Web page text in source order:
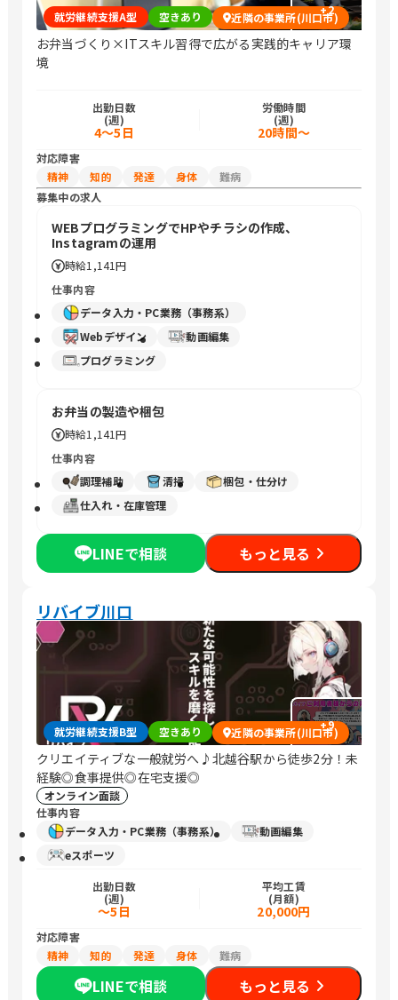
+2
就労継続支援A型 空きあり 近隣の事業所(川口市)
お弁当づくり×ITスキル習得で広がる実践的キャリア環
境
出勤日数
(週)
4～5日
労働時間
(週)
20時間～
対応障害
精神
知的 発達 身体
難病
募集中の求人
WEBプログラミングでHPやチラシの作成、
Instagramの運用
時給1,141円
仕事内容
データ入力・PC業務（事務系）
Webデザイン
動画編集
プログラミング
お弁当の製造や梱包
時給1,141円
仕事内容
調理補助
清掃
梱包・仕分け
仕入れ・在庫管理
LINEで相談 もっと見る
リバイブ川口
+9
就労継続支援B型 空きあり 近隣の事業所(川口市)
クリエイティブな一般就労へ♪北越谷駅から徒歩2分！未
経験◎食事提供◎在宅支援◎
オンライン面談
仕事内容
データ入力・PC業務（事務系）
動画編集
eスポーツ
出勤日数
(週)
～5日
平均工賃
(月額)
20,000円
対応障害
精神
知的 発達 身体 難病
LINEで相談 もっと見る